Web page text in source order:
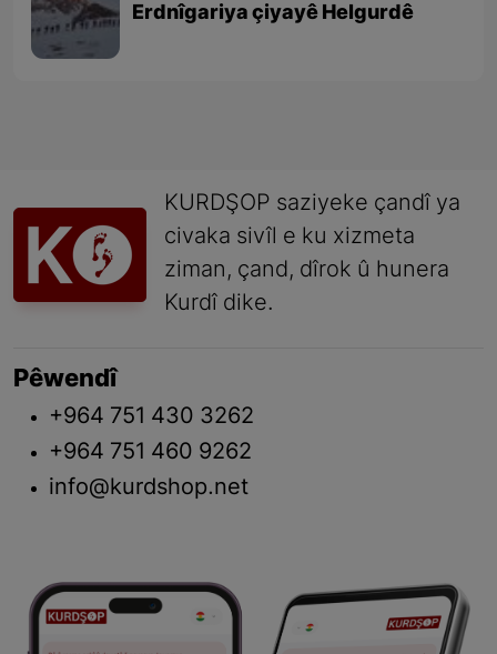
Erdnîgariya çiyayê Helgurdê
KURDŞOP saziyeke çandî ya
civaka sivîl e ku xizmeta
ziman, çand, dîrok û hunera
Kurdî dike.
Pêwendî
+964 751 430 3262
+964 751 460 9262
info@kurdshop.net